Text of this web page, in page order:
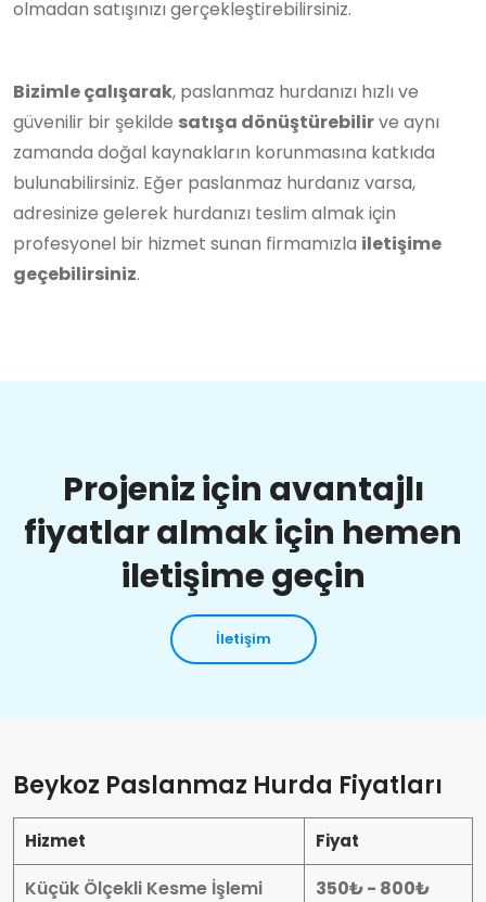
olmadan satışınızı gerçekleştirebilirsiniz.
Bizimle çalışarak, paslanmaz hurdanızı hızlı ve
güvenilir bir şekilde satışa dönüştürebilirve aynı
zamanda doğal kaynakların korunmasına katkıda
bulunabilirsiniz. Eğer paslanmaz hurdanız varsa,
adresinize gelerek hurdanızı teslim almak için
profesyonel bir hizmet sunan firmamızla iletişime
geçebilirsiniz.
Projeniz için avantajlı
fiyatlar almak için hemen
iletişime geçin
İletişim
Beykoz Paslanmaz Hurda Fiyatları
Hizmet Fiyat
Küçük Ölçekli Kesme İşlemi
350₺ - 800₺